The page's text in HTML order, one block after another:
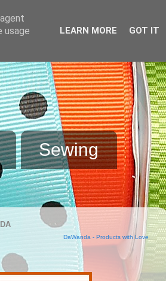
Sewing
DaWanda - Products with Love
usage
LEARN MORE GOT IT